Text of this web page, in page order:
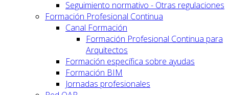
Seguimiento normativo - Otras regulaciones
Formación Profesional Continua
Canal Formación
Formación Profesional Continua para
Arquitectos
Formación específica sobre ayudas
Formación BIM
Jornadas profesionales